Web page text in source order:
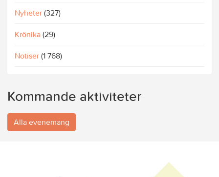
Nyheter (327)
Krönika (29)
Notiser (1 768)
Kommande aktiviteter
Alla evenemang